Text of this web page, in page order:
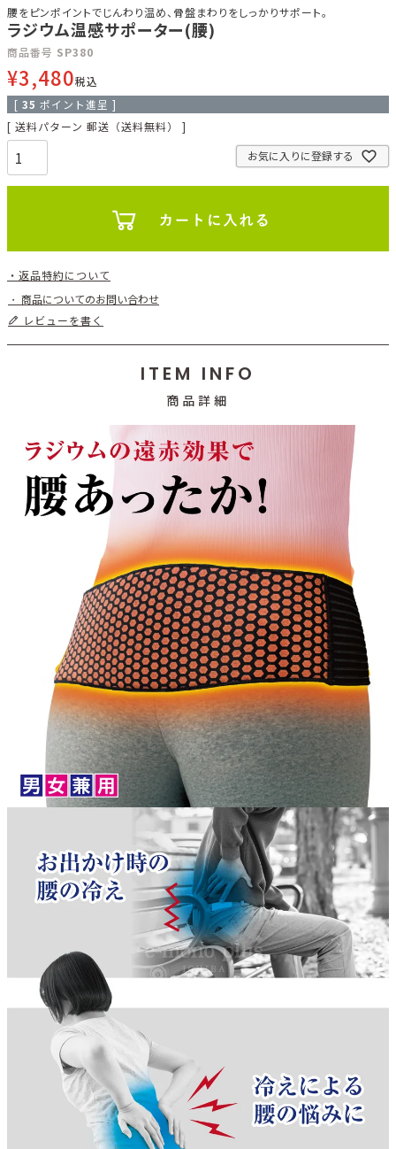
腰をピンポイントでじんわり温め、骨盤まわりをしっかりサポート。
ラジウム温感サポーター(腰)
商品番号 SP380
¥3,480税込
[ 35 ポイント進呈 ]
送料パターン 郵送（送料無料）
お気に入りに登録する
返品特約について
商品についてのお問い合わせ
レビューを書く
ITEM INFO
商品詳細